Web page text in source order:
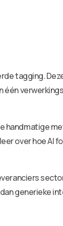
tagging.
over hoe AI
generieke